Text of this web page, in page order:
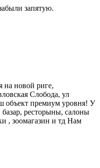
запятую.
на новой риге,
Слобода, ул
объект премиум уровня! У
ресторыны, салоны
, зоомагазин и тд Нам